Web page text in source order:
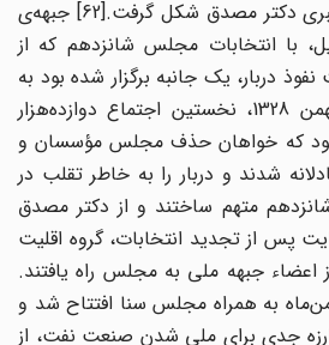
«جبهه ملی ایران» به رهبری دکتر مصدق شکل گرفت.[62] جبهه‌ی
با انتخابات مجلس شانزدهم که از
دربار، یک جانبه برگزار شده بود به
مخالفت برخاست. 18 بهمن 1328، نخستین اجتماع دوازده‌هزار
که خواهان حذف مجلس مؤسسان و
شدند و دربار را به خاطر تقلب در
متهم ساختند و از دکتر مصدق
در نهایت پس از تجدید انتخابات، گروه اقلیت
جبهه ملی به مجلس راه یافتند.
در20 بهمن‌ماه به همراه مجلس سنا افتتاح شد و
جدی برای ملی شدن صنعت نفت، از